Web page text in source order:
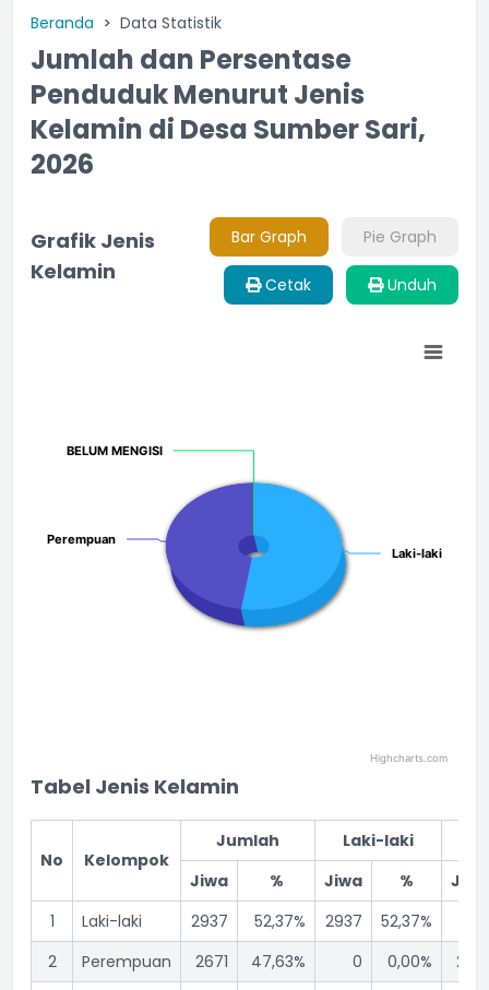
Beranda Data Statistik
Jumlah dan Persentase
Penduduk Menurut Jenis
Kelamin di Desa Sumber Sari,
2026
Grafik Jenis
Kelamin
Bar Graph Pie Graph
Cetak Unduh
Laki-laki
Laki-laki
Perempuan
Perempuan
BELUM MENGISI
BELUM MENGISI
Highcharts.com
End of interactive chart.
Tabel Jenis Kelamin
No Kelompok
Jumlah Laki-laki
Jiwa
% Jiwa %
Jiwa
1
Laki-laki 2937 52,37% 2937 52,37%
2
Perempuan 2671 47,63% 0 0,00%
2671